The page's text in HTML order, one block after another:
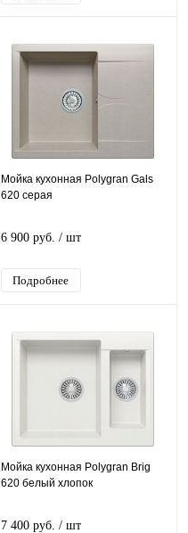
Мойка кухонная Polygran Gals
620 серая
6 900 руб. / шт
Подробнее
Мойка кухонная Polygran Brig
620 белый хлопок
7 400 руб. / шт